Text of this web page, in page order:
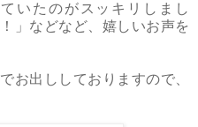
いたのがスッキリしまし
」などなど、嬉しいお声を
お出ししておりますので、